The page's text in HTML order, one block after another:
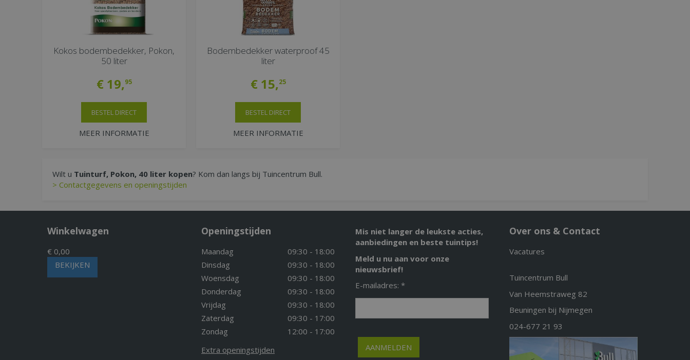
Kokos bodembedekker, Pokon,
50 liter
€ 19,95
MEER INFORMATIE
BESTEL DIRECT
Bodembedekker waterproof 45
liter
€ 15,25
MEER INFORMATIE
BESTEL DIRECT
Wilt u Tuinturf, Pokon, 40 liter kopen? Kom dan langs bij Tuincentrum Bull.
> Contactgegevens en openingstijden
Winkelwagen
€ 0,00
BEKIJKEN
Openingstijden
Maandag
09:30 - 18:00
Dinsdag
09:30 - 18:00
Woensdag
09:30 - 18:00
Donderdag
09:30 - 18:00
Vrijdag
09:30 - 18:00
Zaterdag
09:30 - 17:00
Zondag
12:00 - 17:00
Extra openingstijden
Mis niet langer de leukste acties,
aanbiedingen en beste tuintips!
Meld u nu aan voor onze
nieuwsbrief!
E-mailadres: *
Over ons & Contact
Vacatures
Tuincentrum Bull
Van Heemstraweg 82
Beuningen bij Nijmegen
024-677 21 93